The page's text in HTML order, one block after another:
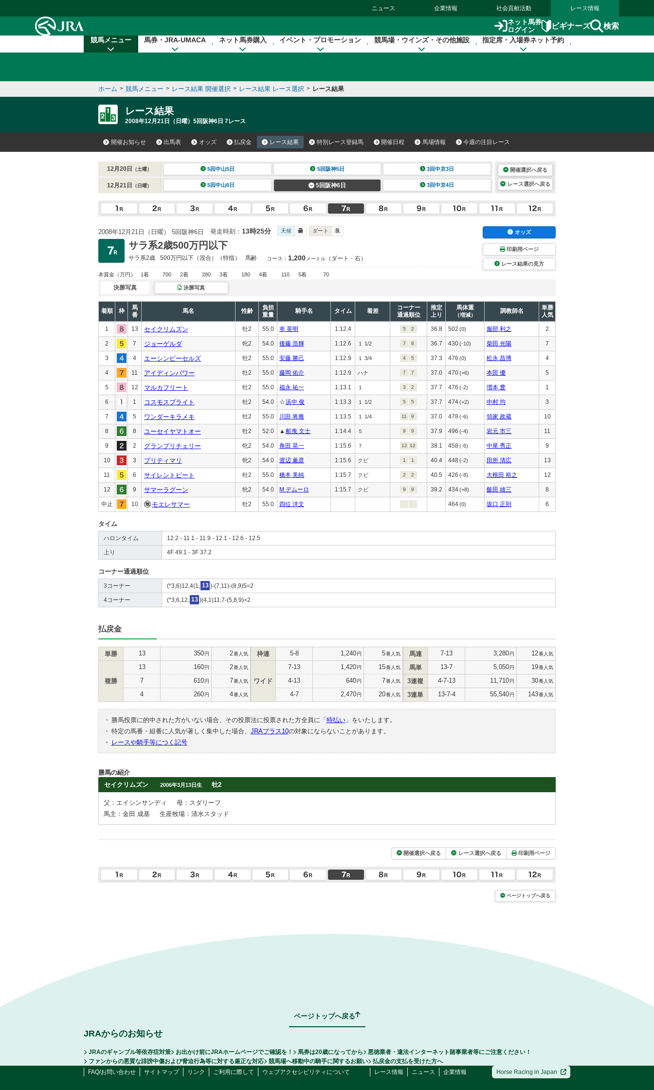
ニュース 企業情報 社会貢献活動 レース情報
ネット馬券
ログイン
ビギナーズ 検索
競馬メニュー 馬券・JRA-UMACA ネット馬券購入 イベント・プロモーション 競馬場・ウインズ・その他施設 指定席・入場券ネット予約
ホーム > 競馬メニュー > レース結果 開催選択 > レース結果 レース選択 > レース結果
レース結果
2008年12月21日（日曜）5回阪神6日 7レース
開催お知らせ 出馬表 オッズ 払戻金 レース結果 特別レース登録馬 開催日程 馬場情報 今週の注目レース
12月20日 （土曜） 5回中山5日 5回阪神5日 3回中京3日
12月21日 （日曜） 5回中山6日 5回阪神6日 3回中京4日
開催選択へ戻る
レース選択へ戻る
2008年12月21日（日曜） 5回阪神6日 発走時刻： 13時25分 天候 曇 ダート 良
サラ系2歳500万円以下
サラ系2歳 500万円以下 （混合）（特指） 馬齢 コース： 1,200 メートル （ダート・右）
本賞金 （万円） 1着 700 2着 280 3着 180 4着 110 5着 70
オッズ
印刷用ページ
レース結果の見方
決勝写真 決勝写真
着順 枠
馬
番
馬名 性齢
負担
重量
騎手名 タイム 着差
コーナー
通過順位
推定
上り
馬体重
（増減）
調教師名
単勝
人気
1 13 セイクリムズン 牡2 55.0 幸 英明 1:12.4 5 2 36.8 502 (0) 服部 利之 2
2 7 ジョーゲルダ 牝2 54.0 後藤 浩輝 1:12.6 １ 1/2 7 8 36.7 430(-10) 柴田 光陽 7
3 4 エーシンビーセルズ 牡2 55.0 安藤 勝己 1:12.9 １ 3/4 4 5 37.3 476 (0) 松永 昌博 4
4 11 アイディンパワー 牡2 55.0 藤岡 佑介 1:12.9 ハナ 7 7 37.0 470(+6) 本田 優 5
5 12 マルカフリート 牡2 55.0 福永 祐一 1:13.1 １ 3 2 37.7 476 (-2) 増本 豊 1
6 1 コスモスプライト 牡2 54.0 ☆浜中 俊 1:13.3 １ 1/2 5 5 37.7 474(+2) 中村 均 3
7 5 ワンダーキラメキ 牡2 55.0 川田 将雅 1:13.5 １ 1/4 11 9 37.0 478(-6) 領家 政蔵 10
8 8 ユーセイヤマトオー 牡2 52.0 ▲ 船曳 文士 1:14.4 ５ 9 9 37.9 496 (-4) 岩元 市三 11
9 2 グランプリチェリー 牝2 54.0 角田 晃一 1:15.6 ７ 12 12 38.1 458(-6) 中尾 秀正 9
10 3 プリティマリ 牝2 54.0 渡辺 薫彦 1:15.6 クビ 1 1 40.4 448 (-2) 田所 清広 13
11 6 サイレントビート 牡2 55.0 橋本 美純 1:15.7 クビ 2 2 40.5 426 (-8) 大根田 裕之 12
12 9 サマーラグーン 牝2 54.0 M.デムーロ 1:15.7 クビ 9 9 39.2 434(+8) 飯田 雄三 8
中止 10 モエレサマー 牡2 55.0 四位 洋文 464(0) 坂口 正則 6
タイム
ハロンタイム 12.2 - 11.1 - 11.9 - 12.1 - 12.6 - 12.5
上り 4F 49.1 - 3F 37.2
コーナー通過順位
3コーナー (*3,6)12,4(1, 13 )-(7,11)-(8,9)5=2
4コーナー (*3,6,12, 13 )(4,1)11,7-(5,8,9)=2
払戻金
単勝 13 350円 2番人気
複勝
13 160円 2番人気
7 610円 7番人気
4 260円 4番人気
枠連 5-8 1,240円 5番人気
ワイド
7-13 1,420円 15番人気
4-13 640円 7番人気
4-7 2,470円 20番人気
馬連 7-13 3,280円 12番人気
馬単 13-7 5,050円 19番人気
3連複 4-7-13 11,710円 30番人気
3連単 13-7-4 55,540円 143番人気
・ 勝馬投票に的中された方がいない場合、その投票法に投票された方全員に「 特払い」をいたします。
・ 特定の馬番・組番に人気が著しく集中した場合、 JRAプラス10の対象にならないことがあります。
・
レースや騎手等につく記号
勝馬の紹介
セイクリムズン
2006年3月13日生 牡2
父：エイシンサンディ
母：スダリーフ
馬主：金田 成基
生産牧場：清水スタッド
開催選択へ戻る レース選択へ戻る 印刷用ページ
ページトップへ戻る
ページトップへ戻る
JRAからのお知らせ
JRAのギャンブル等依存症対策 お出かけ前にJRAホームページでご確認を！ 馬券は20歳になってから
悪徳業者・違法インターネット賭事業者等にご注意ください！
ファンからの悪質な誹謗中傷および脅迫行為等に対する厳正な対応
競馬場へ移動中の騎手に関するお願い
払戻金の支払を受けた方へ
FAQ/お問い合わせ
サイトマップ リンク ご利用に際して ウェブアクセシビリティについて レース情報 ニュース 企業情報 Horse Racing in Japan